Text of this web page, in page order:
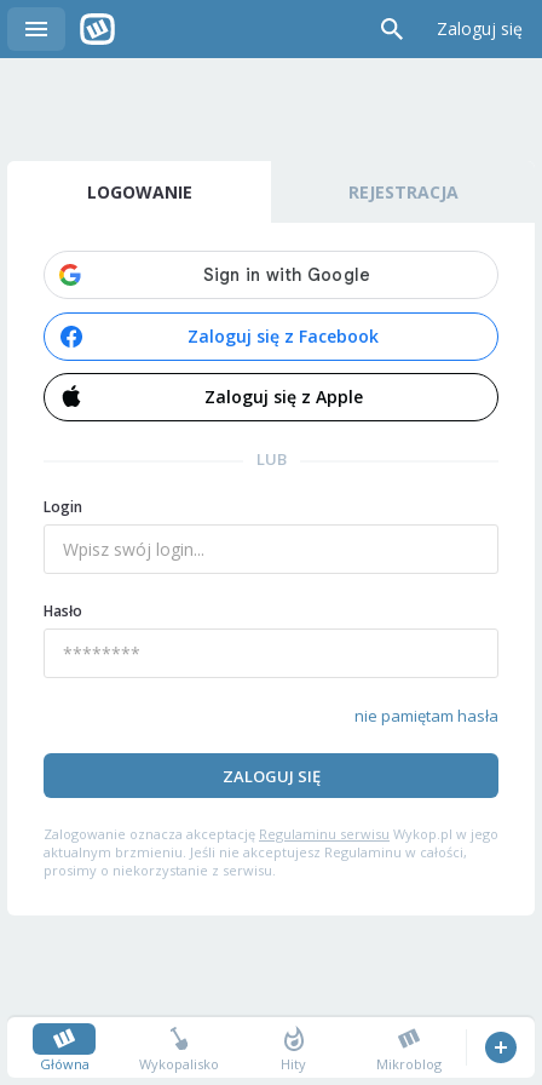
Zaloguj się
LOGOWANIE REJESTRACJA
Zaloguj się z Facebook
Zaloguj się z Apple
LUB
Login
Hasło
nie pamiętam hasła
ZALOGUJ SIĘ
Zalogowanie oznacza akceptację Regulaminu serwisu Wykop.pl w jego
aktualnym brzmieniu. Jeśli nie akceptujesz Regulaminu w całości,
prosimy o niekorzystanie z serwisu.
Główna Wykopalisko Hity Mikroblog